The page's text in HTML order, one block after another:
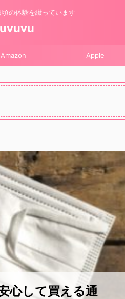
の体験を綴っています
Amazon Apple
心して買える通